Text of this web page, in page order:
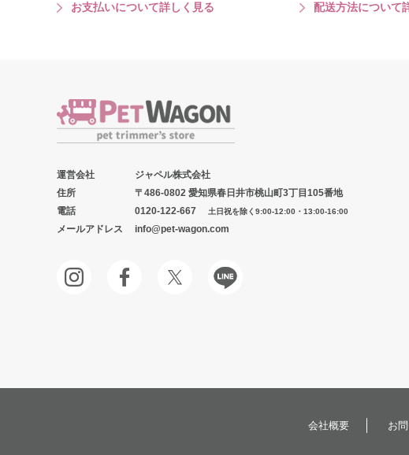
お支払いについて詳しく見る 配送方法について
運営会社
ジャペル株式会社
住所
〒486-0802 愛知県春日井市桃山町3丁目105番地
電話
0120-122-667 土日祝を除く9:00-12:00・13:00-16:00
メールアドレス info@pet-wagon.com
会社概要 お